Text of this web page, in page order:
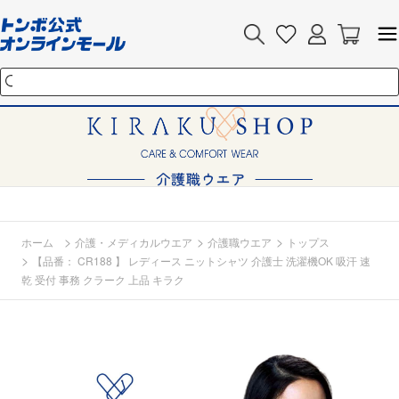
ホーム > 介護・メディカルウエア > 介護職ウエア > トップス
>
【品番： CR188 】 レディース ニットシャツ 介護士 洗濯機OK 吸汗 速
乾 受付 事務 クラーク 上品 キラク